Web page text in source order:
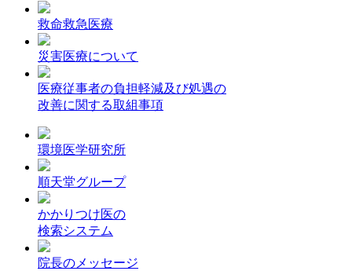
救命救急医療
災害医療について
医療従事者の負担軽減及び処遇の
改善に関する取組事項
環境医学研究所
順天堂グループ
かかりつけ医の
検索システム
院長のメッセージ